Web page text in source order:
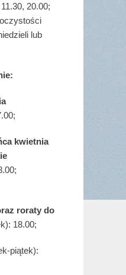
20.00;
lub
kwietnia
roraty do
18.00;
piątek):